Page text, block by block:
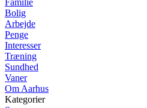
Familie
Bolig
Arbejde
Penge
Interesser
Træning
Sundhed
Vaner
Om Aarhus
Kategorier